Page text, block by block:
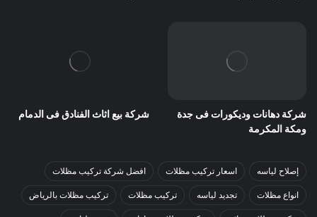
شركة دهانات وديكورات فى جدة
ومكة المكرمة
شركة بيع اثاث الفنادق فى الدمام
إصلاح لياسه اسعار تركيب مظلات افضل شركة تركيب مظلات
انواع مظلات تجديد لياسه تركيب مظلات تركيب مظلات بالرياض